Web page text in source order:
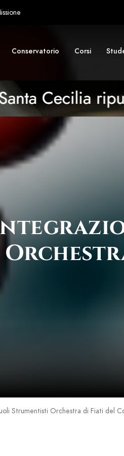
Conservatorio Corsi
Strumentisti Orchestra di Fiati del